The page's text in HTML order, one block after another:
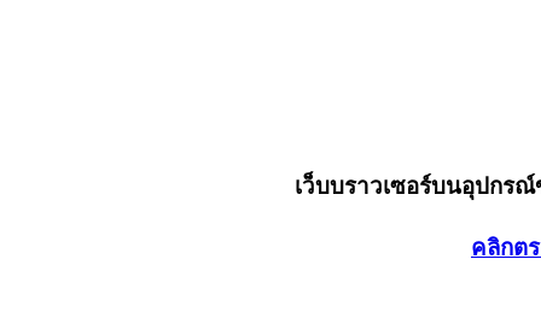
เว็บบราวเซอร์บนอุปกร
คลิกต